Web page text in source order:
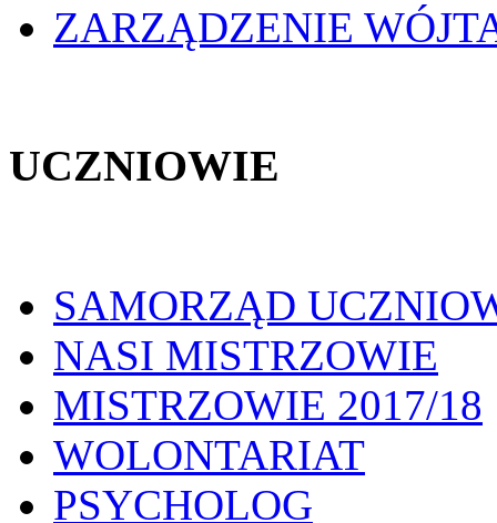
ZARZĄDZENIE
UCZNIOWIE
SAMORZĄD
NASI MISTRZOWIE
MISTRZOWIE 2017/18
WOLONTARIAT
PSYCHOLOG